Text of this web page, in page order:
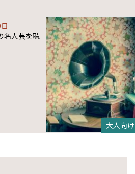
大人向け
名人芸を聴